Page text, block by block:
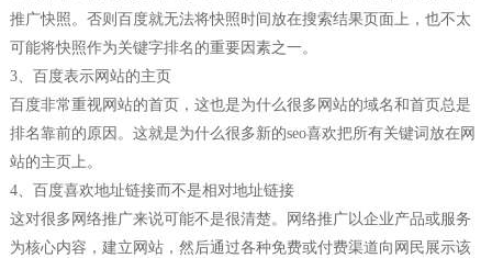
推广快照。否则百度就无法将快照时间放在搜索结果页面上，也不太
可能将快照作为关键字排名的重要因素之一。
3、百度表示网站的主页
百度非常重视网站的首页，这也是为什么很多网站的域名和首页总是
排名靠前的原因。这就是为什么很多新的seo喜欢把所有关键词放在网
站的主页上。
4、百度喜欢地址链接而不是相对地址链接
这对很多网络推广来说可能不是很清楚。网络推广以企业产品或服务
为核心内容，建立网站，然后通过各种免费或付费渠道向网民展示该